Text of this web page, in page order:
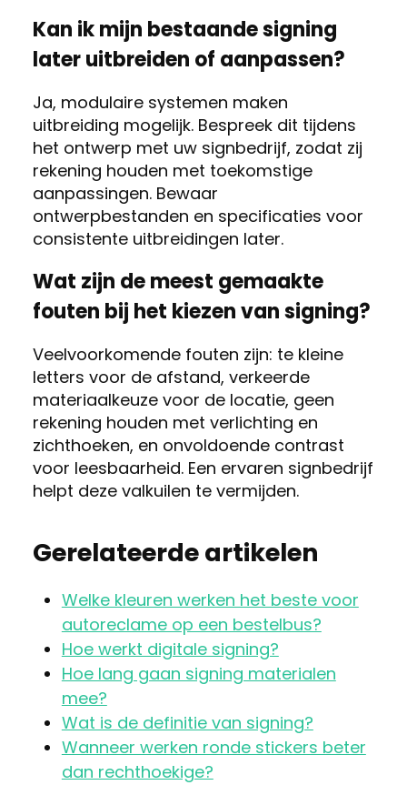
Kan ik mijn bestaande signing
later uitbreiden of aanpassen?
Ja, modulaire systemen maken
uitbreiding mogelijk. Bespreek dit tijdens
het ontwerp met uw signbedrijf, zodat zij
rekening houden met toekomstige
aanpassingen. Bewaar
ontwerpbestanden en specificaties voor
consistente uitbreidingen later.
Wat zijn de meest gemaakte
fouten bij het kiezen van signing?
Veelvoorkomende fouten zijn: te kleine
letters voor de afstand, verkeerde
materiaalkeuze voor de locatie, geen
rekening houden met verlichting en
zichthoeken, en onvoldoende contrast
voor leesbaarheid. Een ervaren signbedrijf
helpt deze valkuilen te vermijden.
Gerelateerde artikelen
Welke kleuren werken het beste voor
autoreclame op een bestelbus?
Hoe werkt digitale signing?
Hoe lang gaan signing materialen
mee?
Wat is de definitie van signing?
Wanneer werken ronde stickers beter
dan rechthoekige?